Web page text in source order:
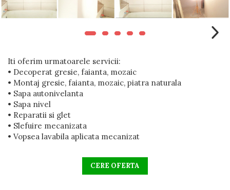
Spatii Comerciale
Iti oferim urmatoarele servicii:
• Decoperat gresie, faianta, mozaic
• Montaj gresie, faianta, mozaic, piatra naturala
• Sapa autonivelanta
• Sapa nivel
• Reparatii si glet
• Slefuire mecanizata
• Vopsea lavabila aplicata mecanizat
CERE OFERTA